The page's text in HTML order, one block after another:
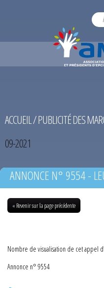
ACCUEIL/PUBLICITÉ DES
09-2021
ANNONCE N° 9554 -
« Revenir sur la page précédente
Nombre de visualisation de cet appel
Annonce n° 9554